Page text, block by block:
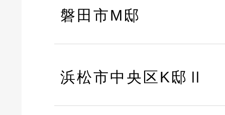
磐田市M邸
浜松市中央区K邸Ⅱ